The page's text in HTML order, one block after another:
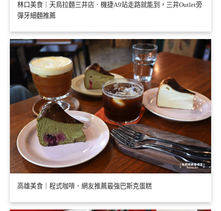
林口美食｜天鳥拉麵三井店．機捷A9站走路就能到，三井Outlet旁
彈牙細麵推薦
高雄美食｜程式咖啡．網友推薦最強巴斯克蛋糕